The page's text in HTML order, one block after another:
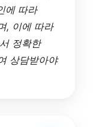
에 따라
, 이에 따라
정확한
상담받아야